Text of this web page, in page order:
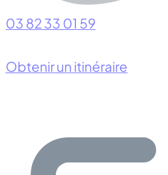
03 82 33 01 59
Obtenir un itinéraire